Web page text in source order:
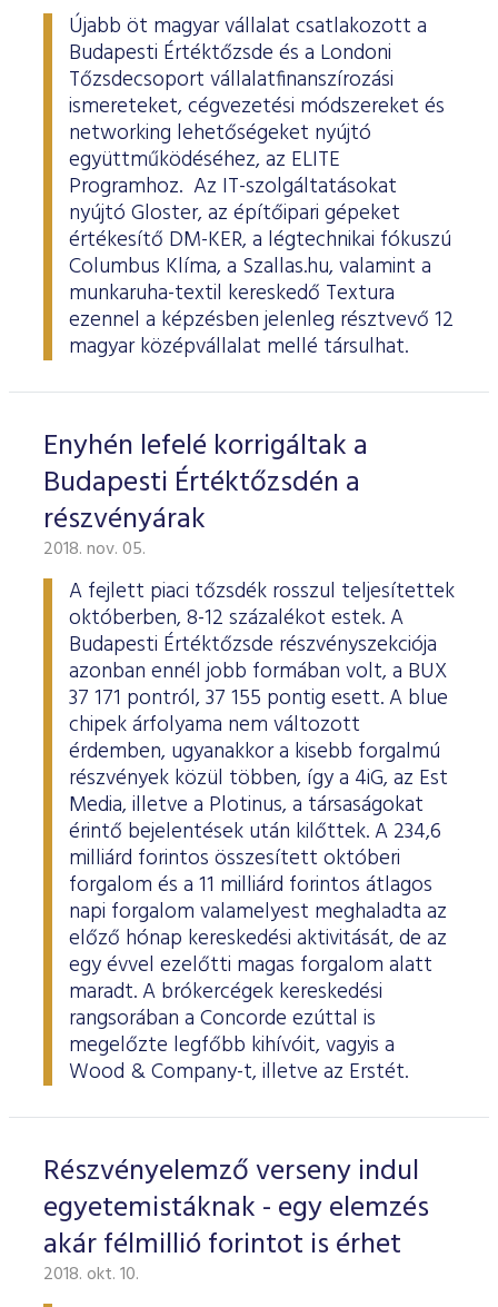
Újabb öt magyar vállalat csatlakozott a
Budapesti Értéktőzsde és a Londoni
Tőzsdecsoport vállalatfinanszírozási
ismereteket, cégvezetési módszereket és
networking lehetőségeket nyújtó
együttműködéséhez, az ELITE
Programhoz. Az IT-szolgáltatásokat
nyújtó Gloster, az építőipari gépeket
értékesítő DM-KER, a légtechnikai fókuszú
Columbus Klíma, a Szallas.hu, valamint a
munkaruha-textil kereskedő Textura
ezennel a képzésben jelenleg résztvevő 12
magyar középvállalat mellé társulhat.
Enyhén lefelé korrigáltak a
Budapesti Értéktőzsdén a
részvényárak
2018. nov. 05.
A fejlett piaci tőzsdék rosszul teljesítettek
októberben, 8-12 százalékot estek. A
Budapesti Értéktőzsde részvényszekciója
azonban ennél jobb formában volt, a BUX
37 171 pontról, 37 155 pontig esett. A blue
chipek árfolyama nem változott
érdemben, ugyanakkor a kisebb forgalmú
részvények közül többen, így a 4iG, az Est
Media, illetve a Plotinus, a társaságokat
érintő bejelentések után kilőttek. A 234,6
milliárd forintos összesített októberi
forgalom és a 11 milliárd forintos átlagos
napi forgalom valamelyest meghaladta az
előző hónap kereskedési aktivitását, de az
egy évvel ezelőtti magas forgalom alatt
maradt. A brókercégek kereskedési
rangsorában a Concorde ezúttal is
megelőzte legfőbb kihívóit, vagyis a
Wood & Company-t, illetve az Erstét.
Részvényelemző verseny indul
egyetemistáknak - egy elemzés
akár félmillió forintot is érhet
2018. okt. 10.